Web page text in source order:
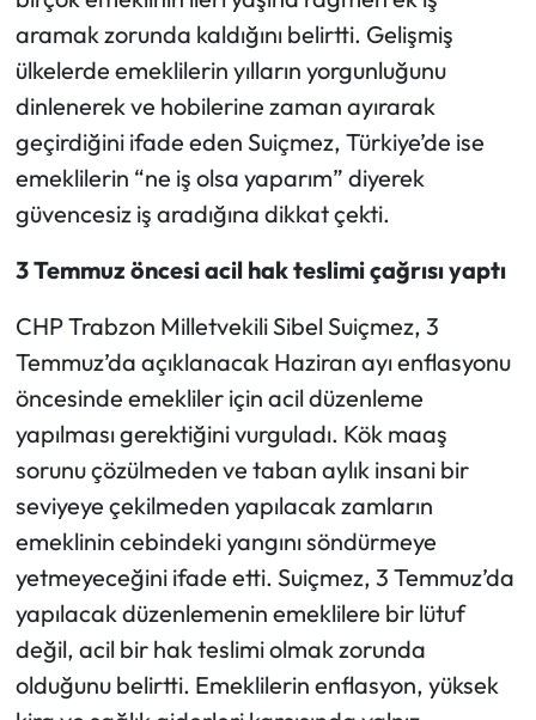
aramak zorunda kaldığını belirtti. Gelişmiş
ülkelerde emeklilerin yılların yorgunluğunu
dinlenerek ve hobilerine zaman ayırarak
geçirdiğini ifade eden Suiçmez, Türkiye’de ise
emeklilerin “ne iş olsa yaparım” diyerek
güvencesiz iş aradığına dikkat çekti.
3 Temmuz öncesi acil hak teslimi çağrısı yaptı
CHP Trabzon Milletvekili Sibel Suiçmez, 3
Temmuz’da açıklanacak Haziran ayı enflasyonu
öncesinde emekliler için acil düzenleme
yapılması gerektiğini vurguladı. Kök maaş
sorunu çözülmeden ve taban aylık insani bir
seviyeye çekilmeden yapılacak zamların
emeklinin cebindeki yangını söndürmeye
yetmeyeceğini ifade etti. Suiçmez, 3 Temmuz’da
yapılacak düzenlemenin emeklilere bir lütuf
değil, acil bir hak teslimi olmak zorunda
olduğunu belirtti. Emeklilerin enflasyon, yüksek